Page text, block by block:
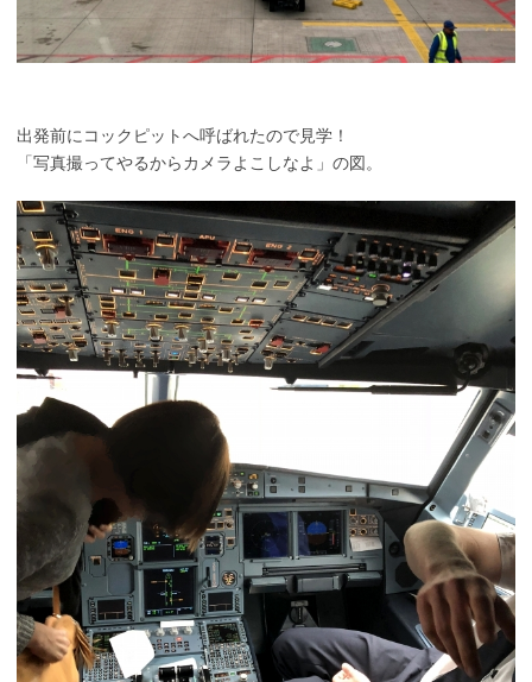
出発前にコックピットへ呼ばれたので見学！
「写真撮ってやるからカメラよこしなよ」の図。